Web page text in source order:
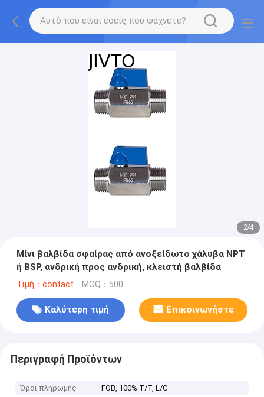
2/4
Μίνι βαλβίδα σφαίρας από ανοξείδωτο χάλυβα NPT
ή BSP, ανδρική προς ανδρική, κλειστή βαλβίδα
Τιμή：contact MOQ：500
Καλύτερη τιμή Επικοινωνήστε
Περιγραφή Προϊόντων
Όροι πληρωμής FOB, 100% T/T, L/C